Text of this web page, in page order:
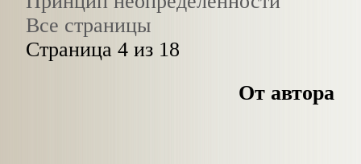
Все страницы
Страница 4 из 18
От автора